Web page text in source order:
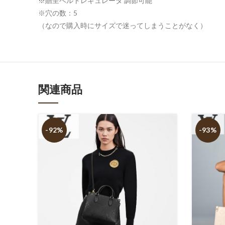
※穴の数：5
（なので購入時にサイズで迷ってしまうことがなく）
関連商品
-92% -93%